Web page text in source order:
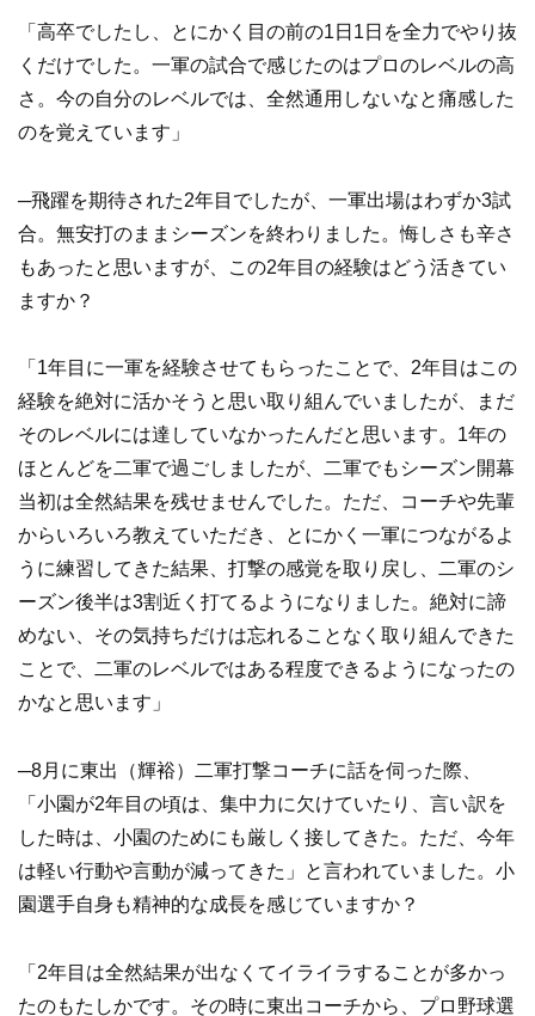
「高卒でしたし、とにかく目の前の1日1日を全力でやり抜
くだけでした。一軍の試合で感じたのはプロのレベルの高
さ。今の自分のレベルでは、全然通用しないなと痛感した
のを覚えています」
─飛躍を期待された2年目でしたが、一軍出場はわずか3試
合。無安打のままシーズンを終わりました。悔しさも辛さ
もあったと思いますが、この2年目の経験はどう活きてい
ますか？
「1年目に一軍を経験させてもらったことで、2年目はこの
経験を絶対に活かそうと思い取り組んでいましたが、まだ
そのレベルには達していなかったんだと思います。1年の
ほとんどを二軍で過ごしましたが、二軍でもシーズン開幕
当初は全然結果を残せませんでした。ただ、コーチや先輩
からいろいろ教えていただき、とにかく一軍につながるよ
うに練習してきた結果、打撃の感覚を取り戻し、二軍のシ
ーズン後半は3割近く打てるようになりました。絶対に諦
めない、その気持ちだけは忘れることなく取り組んできた
ことで、二軍のレベルではある程度できるようになったの
かなと思います」
─8月に東出（輝裕）二軍打撃コーチに話を伺った際、
「小園が2年目の頃は、集中力に欠けていたり、言い訳を
した時は、小園のためにも厳しく接してきた。ただ、今年
は軽い行動や言動が減ってきた」と言われていました。小
園選手自身も精神的な成長を感じていますか？
「2年目は全然結果が出なくてイライラすることが多かっ
たのもたしかです。その時に東出コーチから、プロ野球選